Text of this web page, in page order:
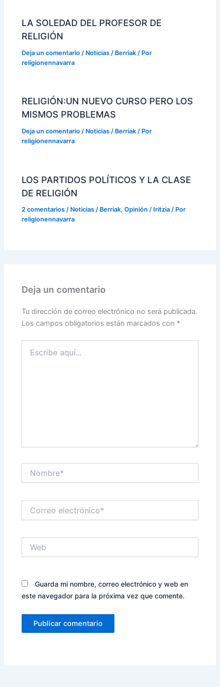
LA SOLEDAD DEL PROFESOR DE
RELIGIÓN
Deja un comentario / Noticias / Berriak / Por
religionennavarra
RELIGIÓN:UN NUEVO CURSO PERO LOS
MISMOS PROBLEMAS
Deja un comentario / Noticias / Berriak / Por
religionennavarra
LOS PARTIDOS POLÍTICOS Y LA CLASE
DE RELIGIÓN
2 comentarios / Noticias / Berriak,Opinión / Iritzia / Por
religionennavarra
Deja un comentario
Tu dirección de correo electrónico no será publicada.
Los campos obligatorios están marcados con *
aquí...
electrónico*
Guarda mi nombre, correo electrónico y web en
este navegador para la próxima vez que comente.